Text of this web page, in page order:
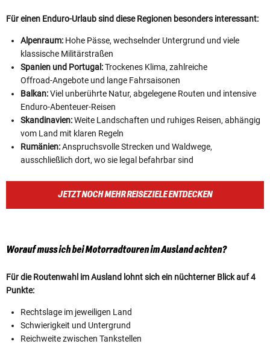
Für einen Enduro‑Urlaub sind diese Regionen besonders interessant:
Alpenraum: Hohe Pässe, wechselnder Untergrund und viele
klassische Militärstraßen
Spanien und Portugal:Trockenes Klima, zahlreiche
Offroad‑Angebote und lange Fahrsaisonen
Balkan:Viel unberührte Natur, abgelegene Routen und intensive
Enduro‑Abenteuer‑Reisen
Skandinavien:Weite Landschaften und ruhiges Reisen, abhängig
vom Land mit klaren Regeln
Rumänien:Anspruchsvolle Strecken und Waldwege,
ausschließlich dort, wo sie legal befahrbar sind
JETZT NOCH MEHR REISEZIELE ENTDECKEN
Worauf muss ich bei Motorradtouren im Ausland achten?
Für die Routenwahl im Ausland lohnt sich ein nüchterner Blick auf 4
Punkte:
Rechtslage im jeweiligen Land
Schwierigkeit und Untergrund
Reichweite zwischen Tankstellen